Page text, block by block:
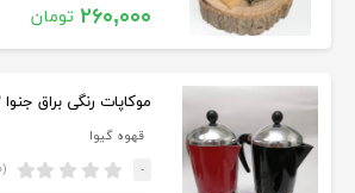
۲۶۰,۰۰۰ تومان
موكاپات رنگی براق جنوا ۳ كاپ و ۶ كاپ
قهوه گیوا
- (۰)